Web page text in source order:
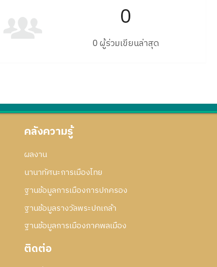
0
0 ผู้ร่วมเขียนล่าสุด
คลังความรู้
ผลงาน
นานาทัศนะการเมืองไทย
ฐานข้อมูลการเมืองการปกครอง
ฐานข้อมูลรางวัลพระปกเกล้า
ฐานข้อมูลการเมืองภาคพลเมือง
ติดต่อ